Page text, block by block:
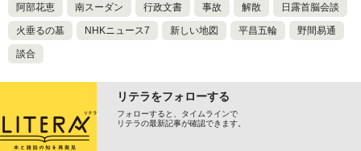
阿部花恵 南スーダン 行政文書 事故 解散 日露首脳会談
火垂るの墓 NHKニュース7 新しい地図 平昌五輪 野間易通
談合
リテラをフォローする
フォローすると、タイムラインで
リテラの最新記事が確認できます。